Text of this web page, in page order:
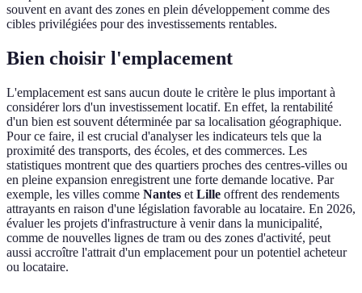
souvent en avant des zones en plein développement comme des
cibles privilégiées pour des investissements rentables.
Bien choisir l'emplacement
L'emplacement est sans aucun doute le critère le plus important à
considérer lors d'un investissement locatif. En effet, la rentabilité
d'un bien est souvent déterminée par sa localisation géographique.
Pour ce faire, il est crucial d'analyser les indicateurs tels que la
proximité des transports, des écoles, et des commerces. Les
statistiques montrent que des quartiers proches des centres-villes ou
en pleine expansion enregistrent une forte demande locative. Par
exemple, les villes comme Nantes et Lille offrent des rendements
attrayants en raison d'une législation favorable au locataire. En 2026,
évaluer les projets d'infrastructure à venir dans la municipalité,
comme de nouvelles lignes de tram ou des zones d'activité, peut
aussi accroître l'attrait d'un emplacement pour un potentiel acheteur
ou locataire.